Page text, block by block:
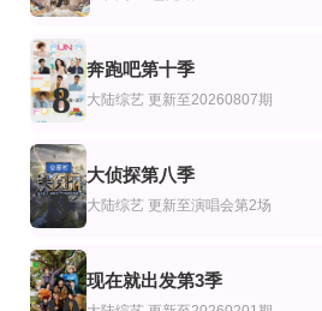
8
奔跑吧第十季
大陆综艺 更新至20260807期
9
大侦探第八季
大陆综艺 更新至演唱会第2场
现在就出发第3季